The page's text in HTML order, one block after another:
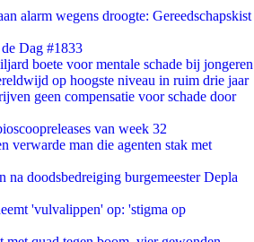
alarm wegens droogte: Gereedschapskist
Dag #1833
boete voor mentale schade bij jongeren
op hoogste niveau in ruim drie jaar
geen compensatie voor schade door
van week 32
verwarde man die agenten stak met
na doodsbedreiging burgemeester Depla
'vulvalippen' op: 'stigma op